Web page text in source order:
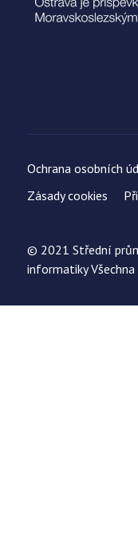
Ochrana osobních
Zásady cookies
© 2021 Střední
informatiky